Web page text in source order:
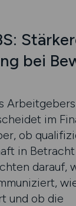
bei
im
ob
in
darauf,
und ob die